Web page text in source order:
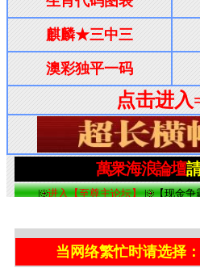
当网络繁忙时请选择：